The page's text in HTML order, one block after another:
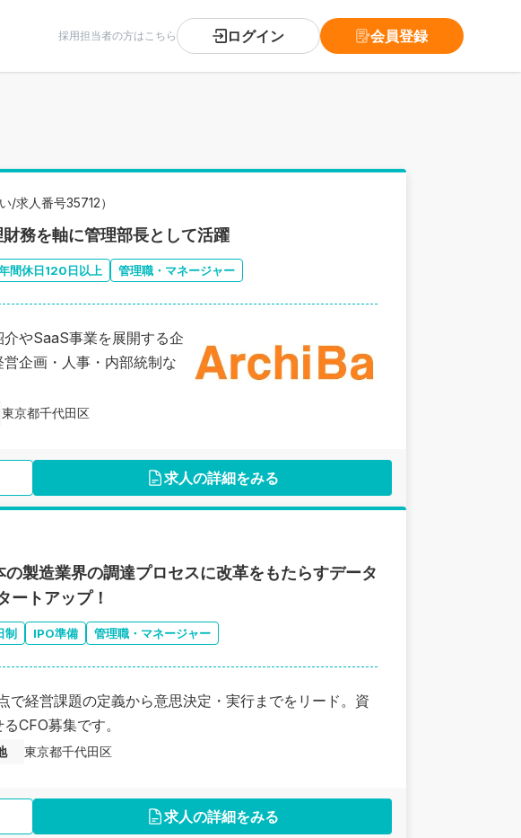
採用担当者の方はこちら ログイン 会員登録
/求人番号35712）
務を軸に管理部長として活躍
間休日120日以上 管理職・マネージャー
やSaaS事業を展開する企
企画・人事・内部統制な
東京都千代田区
求人の詳細をみる
製造業界の調達プロセスに改革をもたらすデータ
ートアップ！
制 IPO準備 管理職・マネージャー
経営課題の定義から意思決定・実行までをリード。資
CFO募集です。
東京都千代田区
求人の詳細をみる